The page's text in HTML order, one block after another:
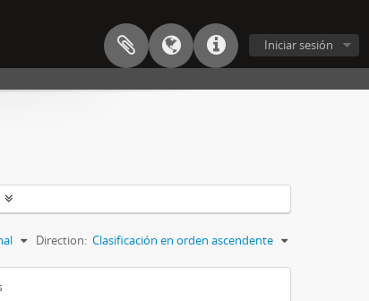
Iniciar sesión
Direction: Clasificación en orden ascendente